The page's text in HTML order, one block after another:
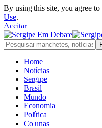
By using this site, you agree to
Use.
Aceitar
Home
Notícias
Sergipe
Brasil
Mundo
Economia
Política
Colunas